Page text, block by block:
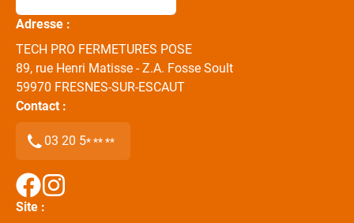
Adresse :
TECH PRO FERMETURES POSE
89, rue Henri Matisse - Z.A. Fosse Soult
59970 FRESNES-SUR-ESCAUT
Contact :
03 20 5* ** **
Site :